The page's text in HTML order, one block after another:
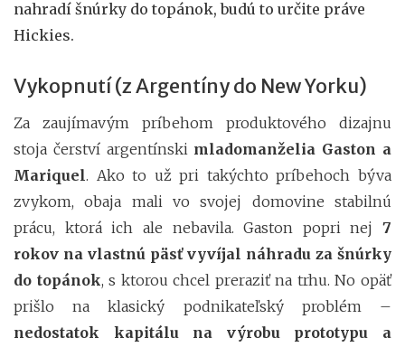
nahradí šnúrky do topánok, budú to určite práve
Hickies.
Vykopnutí (z Argentíny do New Yorku)
Za zaujímavým príbehom produktového dizajnu
stoja čerství argentínski mladomanželia Gaston a
Mariquel. Ako to už pri takýchto príbehoch býva
zvykom, obaja mali vo svojej domovine stabilnú
prácu, ktorá ich ale nebavila. Gaston popri nej 7
rokov na vlastnú päsť vyvíjal náhradu za šnúrky
do topánok, s ktorou chcel preraziť na trhu. No opäť
prišlo na klasický podnikateľský problém –
nedostatok kapitálu na výrobu prototypu a